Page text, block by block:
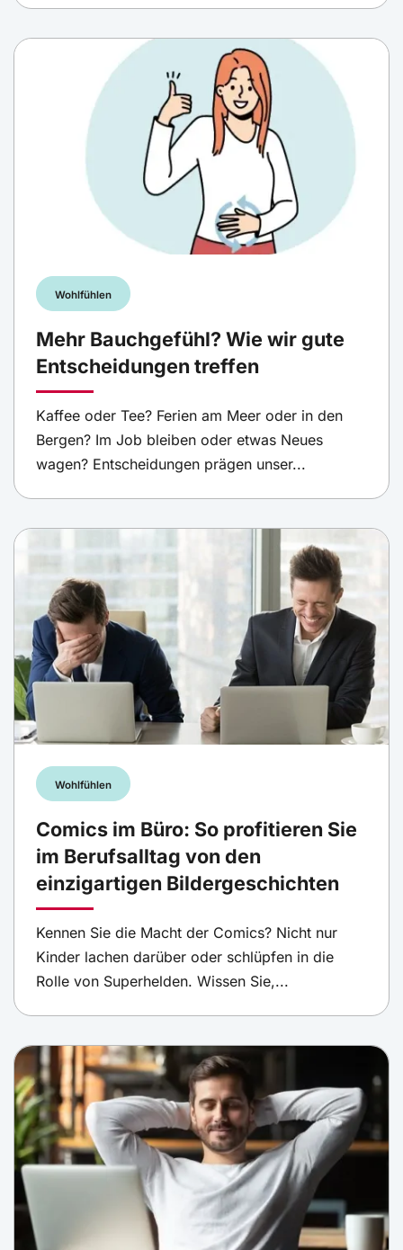
Wohlfühlen
Mehr Bauchgefühl? Wie wir gute
Entscheidungen treffen
Kaffee oder Tee? Ferien am Meer oder in den
Bergen? Im Job bleiben oder etwas Neues
wagen? Entscheidungen prägen unser...
Wohlfühlen
Comics im Büro: So profitieren Sie
im Berufsalltag von den
einzigartigen Bildergeschichten
Kennen Sie die Macht der Comics? Nicht nur
Kinder lachen darüber oder schlüpfen in die
Rolle von Superhelden. Wissen Sie,...